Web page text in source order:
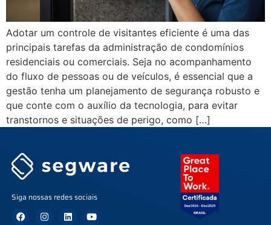
Adotar um controle de visitantes eficiente é uma das
principais tarefas da administração de condomínios
residenciais ou comerciais. Seja no acompanhamento
do fluxo de pessoas ou de veículos, é essencial que a
gestão tenha um planejamento de segurança robusto e
que conte com o auxílio da tecnologia, para evitar
transtornos e situações de perigo, como […]
Siga nossas redes sociais